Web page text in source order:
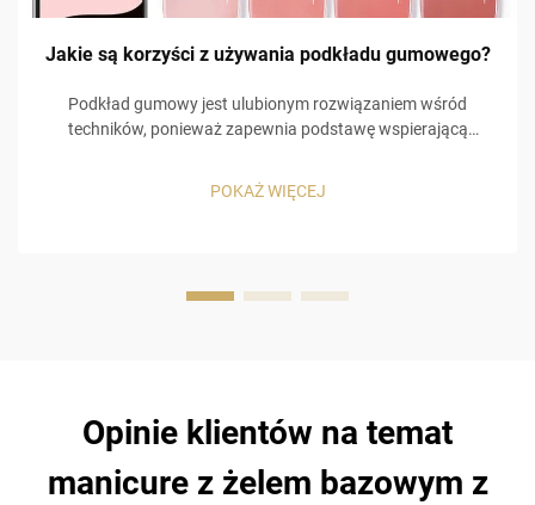
Jakie są korzyści z używania podkładu gumowego?
Podkład gumowy jest ulubionym rozwiązaniem wśród
techników, ponieważ zapewnia podstawę wspierającą
jedynie tworzyć barierę na paznokciu, umożliwia bardziej
funkcjonalne zastosowanie, które sprzyja przyczepności...
POKAŻ WIĘCEJ
Opinie klientów na temat
manicure z żelem bazowym z